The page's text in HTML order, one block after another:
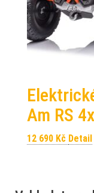
Am RS
12 690 Kč Detail